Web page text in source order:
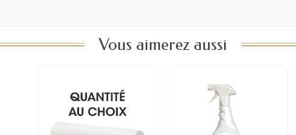
Vous aimerez aussi